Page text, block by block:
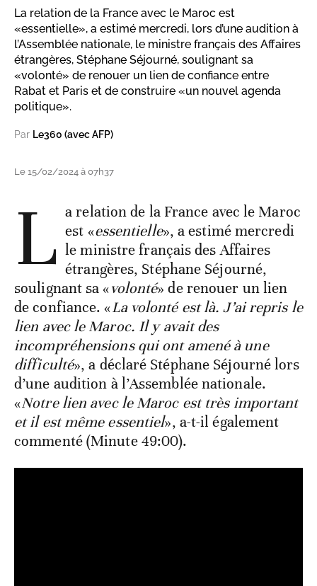
La relation de la France avec le Maroc est
«essentielle», a estimé mercredi, lors d’une audition à
l’Assemblée nationale, le ministre français des Affaires
étrangères, Stéphane Séjourné, soulignant sa
«volonté» de renouer un lien de confiance entre
Rabat et Paris et de construire «un nouvel agenda
politique».
Par Le360 (avec AFP)
Le 15/02/2024 à 07h37
L a relation de la France avec le Maroc
est «essentielle», a estimé mercredi
le ministre français des Affaires
étrangères, Stéphane Séjourné,
soulignant sa «volonté» de renouer un lien
de confiance. «La volonté est là. J’ai repris le
lien avec le Maroc. Il y avait des
incompréhensions qui ont amené à une
difficulté», a déclaré Stéphane Séjourné lors
d’une audition à l’Assemblée nationale.
«Notre lien avec le Maroc est très important
et il est même essentiel», a-t-il également
commenté (Minute 49:00).